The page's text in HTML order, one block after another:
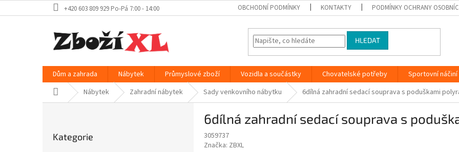
na
+420 603 809 929 Po-Pá 7:00 - 14:00 OBCHODNÍ PODMÍNKY KONTAKTY PODMÍNKY OCHRANY
HLEDAT
Dům a zahrada Nábytek Průmyslové zboží Vozidla a součástky Chovatelské potřeby Sportovní náčiní
Domů Nábytek Zahradní nábytek Sady venkovního nábytku 6dílná zahradní sedací souprava s poduškami
kategorie
Kategorie
6dílná zahradní sedací souprava s
3059737
Značka: ZBXL